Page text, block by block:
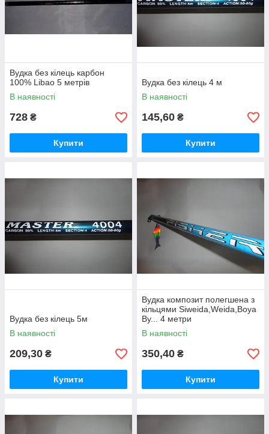
Вудка без кілець карбон
100% Libao 5 метрів
В наявності
728 ₴
Купити
Вудка без кілець 4 м
В наявності
145,60 ₴
Купити
Вудка без кілець 5м
В наявності
209,30 ₴
Купити
Вудка композит полегшена з
кільцями Siweida,Weida,Boya
By... 4 метри
В наявності
350,40 ₴
Купити